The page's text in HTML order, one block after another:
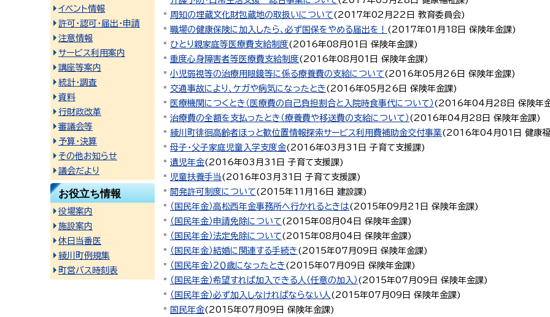
周知の埋蔵文化財包蔵地の取扱いについて( 2017年02月22日 教育委員会)
職場の健康保険に加入したら、必ず国保をやめる届出を！ ( 2017年01月18日 保険年金課)
ひとり親家庭等医療費支給制度( 2016年08月01日 保険年金課)
重度心身障害者等医療費支給制度( 2016年08月01日 保険年金課)
小児弱視等の治療用眼鏡等に係る療養費の支給について( 2016年05月26日 保険年金課)
交通事故により、ケガや病気になったとき( 2016年05月26日 保険年金課)
医療機関につくとき（医療費の自己負担割合と入院時食事代について） ( 2016年04月28日 保険年
治療費の全額を支払ったとき（療養費や移送費の支給について） ( 2016年04月28日 保険年金課)
綾川町徘徊高齢者ほっと歓位置情報探索サービス利用費補助金交付事業( 2016年04月01日 健康
母子・父子家庭児童入学支度金( 2016年03月31日 子育て支援課)
遺児年金( 2016年03月31日 子育て支援課)
児童扶養手当 ( 2016年03月31日 子育て支援課)
開発許可制度について( 2015年11月16日 建設課)
（国民年金）高松西年金事務所へ行かれるときは( 2015年09月21日 保険年金課)
（国民年金）申請免除について( 2015年08月04日 保険年金課)
（国民年金）法定免除について( 2015年08月04日 保険年金課)
（国民年金）結婚に関連する手続き( 2015年07月09日 保険年金課)
（国民年金）２０歳になったとき( 2015年07月09日 保険年金課)
（国民年金）希望すれば加入できる人（任意の加入） ( 2015年07月09日 保険年金課)
（国民年金）必ず加入しなければならない人 ( 2015年07月09日 保険年金課)
国民年金( 2015年07月09日 保険年金課)
イベント情報
許可・認可・届出・申請
注意情報
サービス利用案内
講座等案内
統計・調査
資料
行財政改革
審議会等
予算・決算
その他お知らせ
議会だより
お役立ち情報
役場案内
施設案内
休日当番医
綾川町例規集
町営バス時刻表